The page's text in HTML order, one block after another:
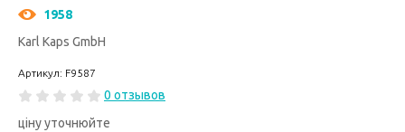
1958
Karl Kaps GmbH
Артикул: F9587
0 отзывов
ціну уточнюйте